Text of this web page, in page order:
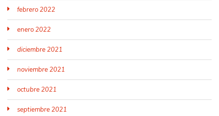
febrero 2022
enero 2022
diciembre 2021
noviembre 2021
octubre 2021
septiembre 2021